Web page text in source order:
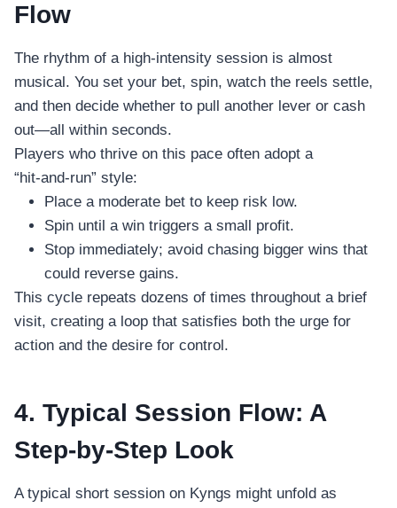
Flow
The rhythm of a high‑intensity session is almost
musical. You set your bet, spin, watch the reels settle,
and then decide whether to pull another lever or cash
out—all within seconds.
Players who thrive on this pace often adopt a
“hit‑and‑run” style:
Place a moderate bet to keep risk low.
Spin until a win triggers a small profit.
Stop immediately; avoid chasing bigger wins that
could reverse gains.
This cycle repeats dozens of times throughout a brief
visit, creating a loop that satisfies both the urge for
action and the desire for control.
4. Typical Session Flow: A
Step‑by‑Step Look
A typical short session on Kyngs might unfold as